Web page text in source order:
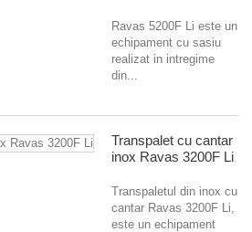
Ravas 5200F Li este un
echipament cu sasiu
realizat in intregime
din...
Transpalet cu cantar
inox Ravas 3200F Li
Transpaletul din inox cu
cantar Ravas 3200F Li,
este un echipament